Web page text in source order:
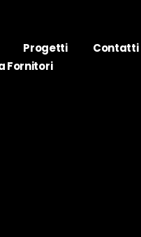
Progetti
Contatti
Fornitori